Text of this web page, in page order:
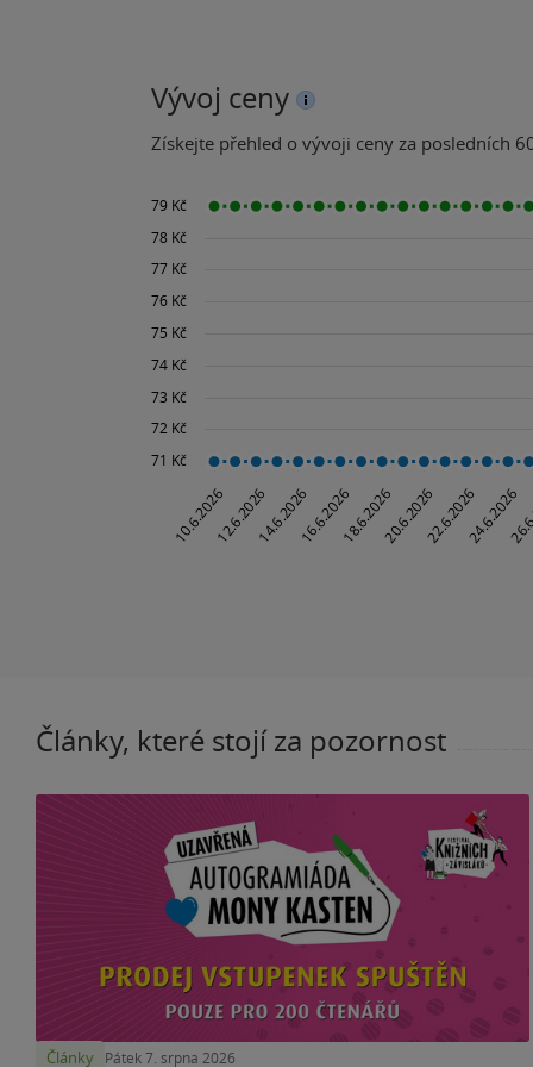
Vývoj ceny
Získejte přehled o vývoji ceny za posledních
Články, které stojí za pozornost
Články Pátek 7. srpna 2026